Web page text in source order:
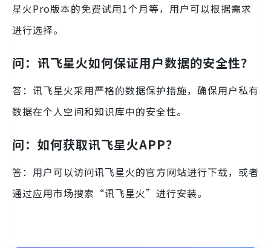
星火Pro版本的免费试用1个月等，用户可以根据需求
进行选择。
问：讯飞星火如何保证用户数据的安全性？
答：讯飞星火采用严格的数据保护措施，确保用户私有
数据在个人空间和知识库中的安全性。
问：如何获取讯飞星火APP？
答：用户可以访问讯飞星火的官方网站进行下载，或者
通过应用市场搜索“讯飞星火”进行安装。